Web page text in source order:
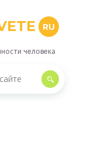
RU
человека